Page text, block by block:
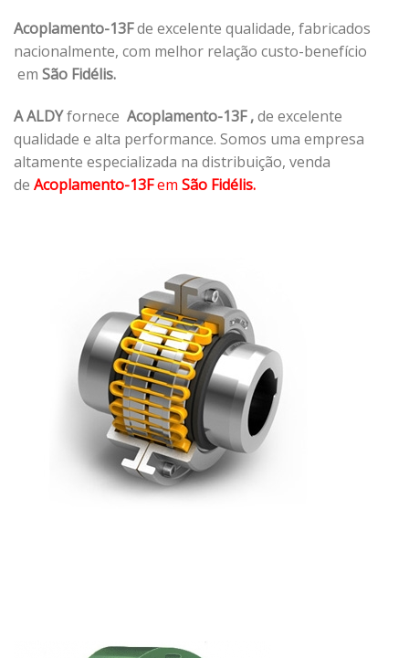
Acoplamento-13Fde excelente qualidade, fabricados
nacionalmente, com melhor relação custo-benefício
em São Fidélis.
A ALDYfornece Acoplamento-13F ,de excelente
qualidade e alta performance. Somos uma empresa
altamente especializada na distribuição, venda
de Acoplamento-13Fem São Fidélis.